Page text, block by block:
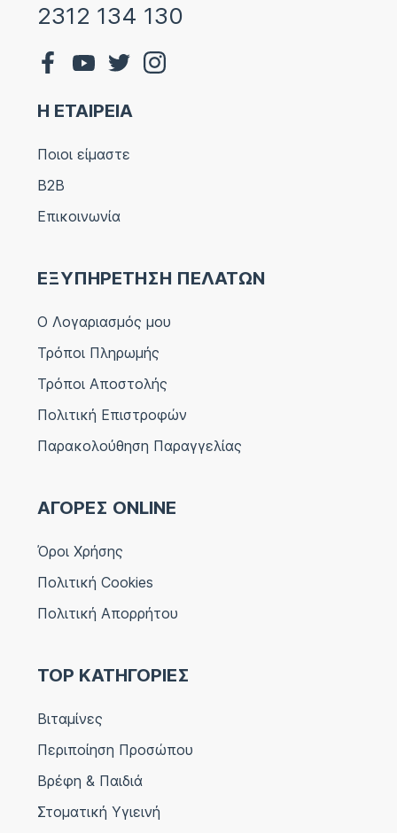
2312 134 130
Η ΕΤΑΙΡΕΙΑ
Ποιοι είμαστε
B2B
Επικοινωνία
ΕΞΥΠΗΡΕΤΗΣΗ ΠΕΛΑΤΩΝ
Ο Λογαριασμός μου
Τρόποι Πληρωμής
Τρόποι Αποστολής
Πολιτική Επιστροφών
Παρακολούθηση Παραγγελίας
ΑΓΟΡΕΣ ONLINE
Όροι Χρήσης
Πολιτική Cookies
Πολιτική Απορρήτου
TOP ΚΑΤΗΓΟΡΙΕΣ
Βιταμίνες
Περιποίηση Προσώπου
Βρέφη & Παιδιά
Στοματική Υγιεινή